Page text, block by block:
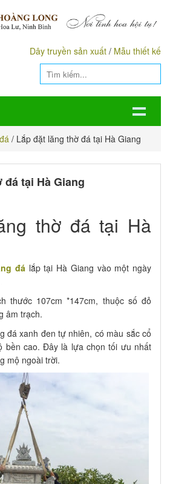
Dây truyền sản xuất / Mẫu thiết kế
/ Lắp đặt lăng thờ đá tại Hà Giang
tại Hà Giang
thờ đá tại Hà
đálắp tại Hà Giang vào một ngày
thước 107cm *147cm, thuộc số đỏ
âm trạch.
đá xanh đen tự nhiên, có màu sắc cổ
bền cao. Đây là lựa chọn tối ưu nhất
mộ ngoài trời.